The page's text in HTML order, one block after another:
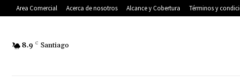
Area Comercial Acerca de nosotros Alcance y Cobertura Términos y
8.9 C Santiago